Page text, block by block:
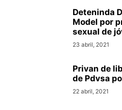
Deteninda
Model por
sexual de
23 abril, 2021
Privan de
de Pdvsa
22 abril, 2021